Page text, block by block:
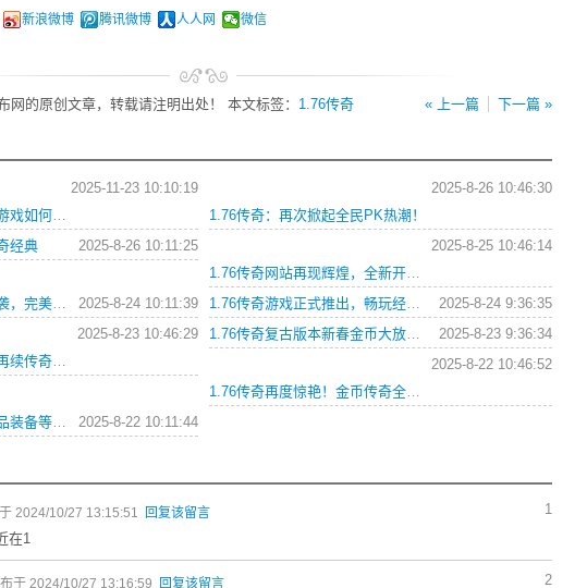
新浪微博 腾讯微博 人人网 微信
« 上一篇 下一篇 »
网的原创文章，转载请注明出处！ 本文标签： 1.76传奇
2025-11-23 10:10:19
1.76传奇排行榜前十强游戏如何快速提升战力与装备品质？
2025-8-26 10:46:30
1.76传奇：再次掀起全民PK热潮！
2025-8-26 10:11:25
经典
2025-8-25 10:46:14
1.76传奇网站再现辉煌，全新开服引领霸业潮流
2025-8-24 10:11:39
1.76传奇版私服重磅来袭，完美还原经典传奇！ 这是一个让很多游戏玩家们兴奋不已的消息。在这个网游盛行的时代，传奇是一个非常受欢迎的游戏，并且有着非常庞大的玩家群体。而1.76版本则是最为经典的版本，它是所有版本中最为稳定和安全的版本，也是最受玩家们热爱的版本。 2025-8-24 9:36:35
1.76传奇游戏正式推出，畅玩经典热血战斗世界
2025-8-23 10:46:29
1.76传奇怀旧版私服：再续传奇经典
2025-8-23 9:36:34
1.76传奇复古版本新春金币大放送，战斗铸就传奇辉煌
2025-8-22 10:46:52
1.76传奇再度惊艳！金币传奇全新重现！
2025-8-22 10:11:44
1.76传奇全新开启，极品装备等你来战！这是一个称霸江湖的时代，一个需要勇气和实力的年代。如果你想成为这个时代的主角，那么就来挑战这个充满挑战和惊喜的世界。
1
2024/10/27 13:15:51 回复该留言
在1
2
于 2024/10/27 13:16:59 回复该留言